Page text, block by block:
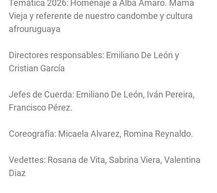
Temática 2026: Homenaje a Alba Amaro. Mama
Vieja y referente de nuestro candombe y cultura
afrouruguaya
Directores responsables: Emiliano De León y
Cristian García
Jefes de Cuerda: Emiliano De León, Iván Pereira,
Francisco Pérez.
Coreografía: Micaela Alvarez, Romina Reynaldo.
Vedettes: Rosana de Vita, Sabrina Viera, Valentina
Diaz